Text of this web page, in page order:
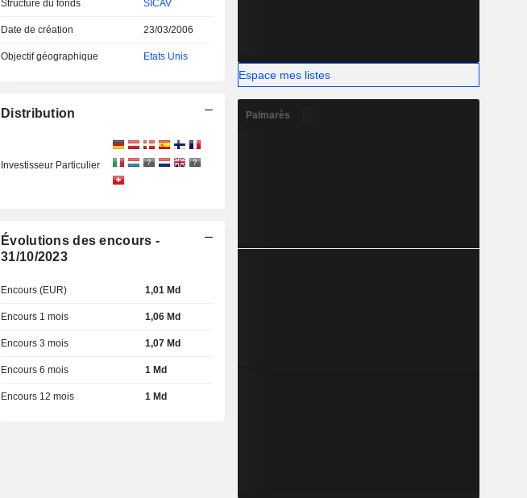
Structure du fonds SICAV
Date de création 23/03/2006
Objectif géographique Etats Unis
Distribution
Investisseur Particulier
Évolutions des encours -
31/10/2023
Encours (EUR) 1,01 Md
Encours 1 mois 1,06 Md
Encours 3 mois 1,07 Md
Encours 6 mois 1 Md
Encours 12 mois 1 Md
Espace mes listes
Palmarès